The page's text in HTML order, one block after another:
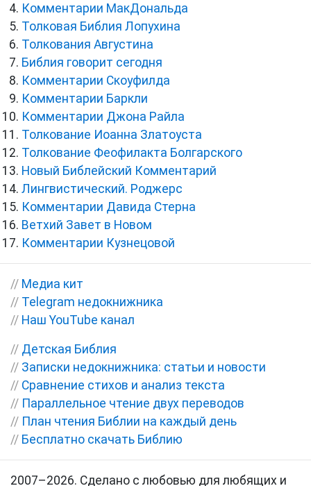
Комментарии МакДональда
Толковая Библия Лопухина
Толкования Августина
Библия говорит сегодня
Комментарии Скоуфилда
Комментарии Баркли
Комментарии Джона Райла
Толкование Иоанна Златоуста
Толкование Феофилакта Болгарского
Новый Библейский Комментарий
Лингвистический. Роджерс
Комментарии Давида Стерна
Ветхий Завет в Новом
Комментарии Кузнецовой
// Медиа кит
// Telegram недокнижника
// Наш YouTube канал
// Детская Библия
// Записки недокнижника: статьи и новости
// Сравнение стихов и анализ текста
// Параллельное чтение двух переводов
// План чтения Библии на каждый день
// Бесплатно скачать Библию
2007–2026. Сделано с любовью для любящих и